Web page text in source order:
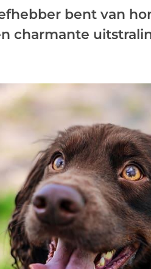
bent van
charmante